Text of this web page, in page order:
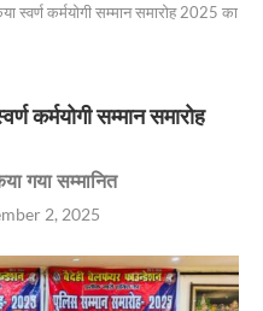
स्वर्ण कर्मयोगी सम्मान समारोह 2025 का
कर्मयोगी सम्मान समारोह
गया सम्मानित
2, 2025